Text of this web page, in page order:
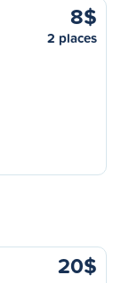
8$
2 places
20$